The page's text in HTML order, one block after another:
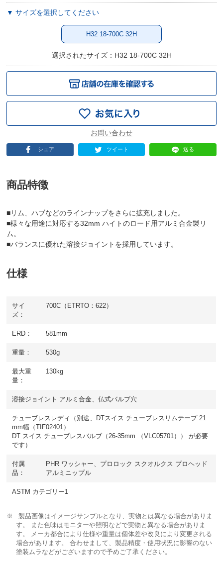
▼ サイズを選択してください
H32 18-700C 32H
選択されたサイズ：H32 18-700C 32H
シェア ツイート 送る
商品特徴
■リム、ハブなどのラインナップをさらに拡充しました。
■様々な用途に対応する32mm ハイトのロード用アルミ合金製リ
ム。
■バランスに優れた溶接ジョイントを採用しています。
仕様
サイ
ズ：
700C（ETRTO：622）
ERD： 581mm
重量： 530g
最大重
量：
130kg
溶接ジョイント アルミ合金、仏式バルブ穴
チューブレスレディ（別途、DTスイス チューブレスリムテープ 21
mm幅（TIF02401）
DT スイス チューブレスバルブ（26-35mm （VLC05701）） が必要
です）
付属
品：
PHR ワッシャー、プロロック スクオルクス プロヘッド
アルミニップル
ASTM カテゴリー1
製品画像はイメージサンプルとなり、実物とは異なる場合がありま
す。 また色味はモニターや照明などで実物と異なる場合がありま
す。 メーカ都合により仕様や重量は個体差や改良により変更される
場合があります。 合わせまして、製品精度・使用状況に影響のない
塗装ムラなどがございますので予めご了承ください。